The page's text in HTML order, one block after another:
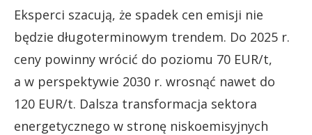
Eksperci szacują, że spadek cen emisji nie
będzie długoterminowym trendem. Do 2025 r.
ceny powinny wrócić do poziomu 70 EUR/t,
a w perspektywie 2030 r. wrosnąć nawet do
120 EUR/t. Dalsza transformacja sektora
energetycznego w stronę niskoemisyjnych